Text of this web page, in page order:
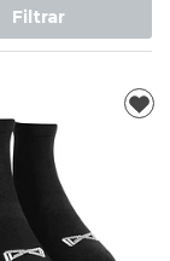
Filtrar